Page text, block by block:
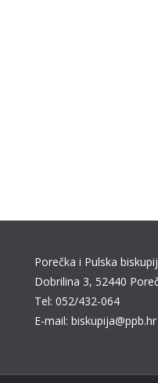
Porečka i Pulska
Dobrilina 3, 52440 Poreč
Tel: 052/432-064
E-mail: biskupija@ppb.hr